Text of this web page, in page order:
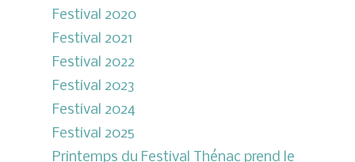
Festival 2020
Festival 2021
Festival 2022
Festival 2023
Festival 2024
Festival 2025
Printemps du Festival Thénac prend le